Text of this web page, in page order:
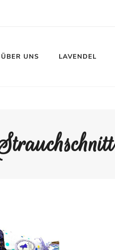
ÜBER UNS LAVENDEL